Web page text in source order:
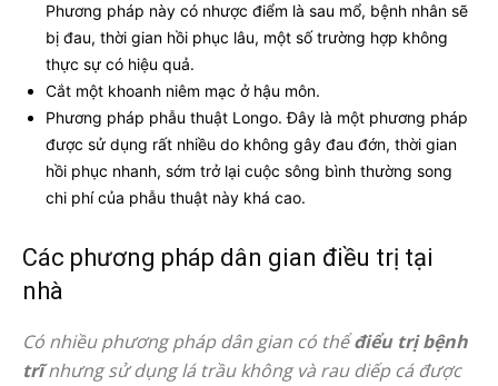
Phương pháp này có nhược điểm là sau mổ, bệnh nhân sẽ
bị đau, thời gian hồi phục lâu, một số trường hợp không
thực sự có hiệu quả.
Cắt một khoanh niêm mạc ở hậu môn.
Phương pháp phẫu thuật Longo. Đây là một phương pháp
được sử dụng rất nhiều do không gây đau đớn, thời gian
hồi phục nhanh, sớm trở lại cuộc sông bình thường song
chi phí của phẫu thuật này khá cao.
Các phương pháp dân gian điều trị tại
nhà
Có nhiều phương pháp dân gian có thểđiểu trị bệnh
trĩnhưng sử dụng lá trầu không và rau diếp cá được